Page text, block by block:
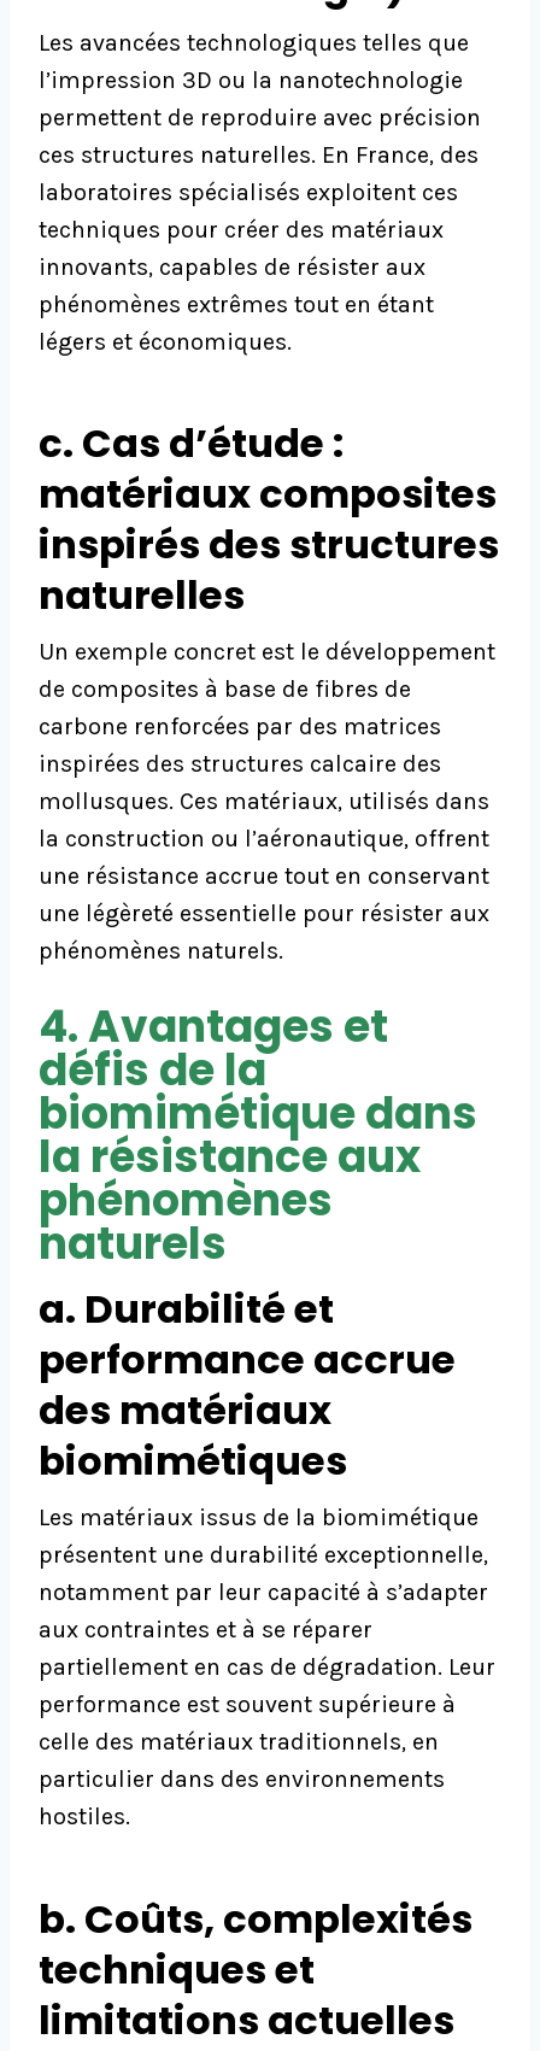
Les avancées technologiques telles que
l’impression 3D ou la nanotechnologie
permettent de reproduire avec précision
ces structures naturelles. En France, des
laboratoires spécialisés exploitent ces
techniques pour créer des matériaux
innovants, capables de résister aux
phénomènes extrêmes tout en étant
légers et économiques.
c. Cas d’étude :
matériaux composites
inspirés des structures
naturelles
Un exemple concret est le développement
de composites à base de fibres de
carbone renforcées par des matrices
inspirées des structures calcaire des
mollusques. Ces matériaux, utilisés dans
la construction ou l’aéronautique, offrent
une résistance accrue tout en conservant
une légèreté essentielle pour résister aux
phénomènes naturels.
4. Avantages et
défis de la
biomimétique dans
la résistance aux
phénomènes
naturels
a. Durabilité et
performance accrue
des matériaux
biomimétiques
Les matériaux issus de la biomimétique
présentent une durabilité exceptionnelle,
notamment par leur capacité à s’adapter
aux contraintes et à se réparer
partiellement en cas de dégradation. Leur
performance est souvent supérieure à
celle des matériaux traditionnels, en
particulier dans des environnements
hostiles.
b. Coûts, complexités
techniques et
limitations actuelles